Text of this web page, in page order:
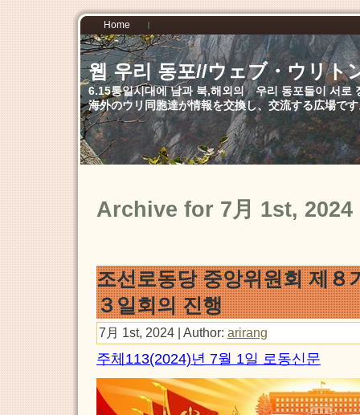
Home
웹 우리 동포//ウェブ・ウリト
6.15통일시대에 남과 북,해외의 우리 동포들이 서로
海外のウリ同胞達が情報を交換し、交流する広場で
Archive for 7月 1st, 2024
조선로동당 중앙위원회 제８
３일회의 진행
7月 1st, 2024 | Author: arirang
주체113(2024)년 7월 1일 로동신문